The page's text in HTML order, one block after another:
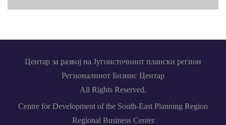
Центар за развој на Југоисточниот плански регион
Регионалниот Бизнис Центар
All Rights Reserved.
Centre for Development of the South-East Planning Region
Regional Business Center